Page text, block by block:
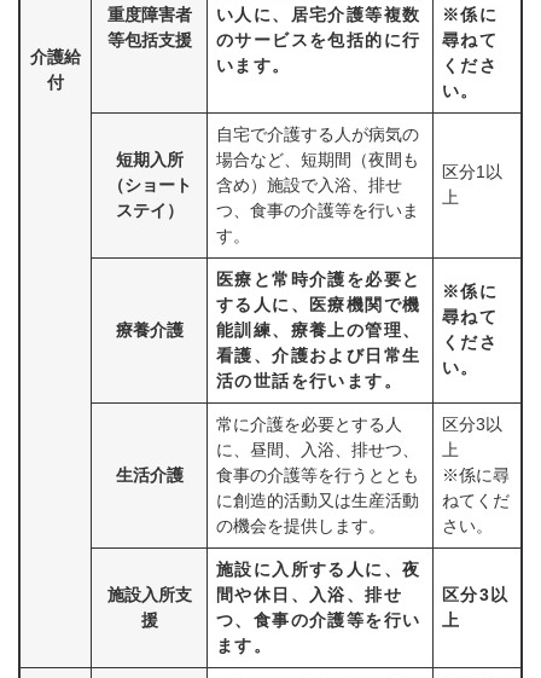
介護給
付
重度障害者
等包括支援
い人に、居宅介護等複数
のサービスを包括的に行
います。
※係に
尋ねて
くださ
い。
短期入所
（ショート
ステイ）
自宅で介護する人が病気の
場合など、短期間（夜間も
含め）施設で入浴、排せ
つ、食事の介護等を行いま
す。
区分1以
上
療養介護
医療と常時介護を必要と
する人に、医療機関で機
能訓練、療養上の管理、
看護、介護および日常生
活の世話を行います。
※係に
尋ねて
くださ
い。
生活介護
常に介護を必要とする人
に、昼間、入浴、排せつ、
食事の介護等を行うととも
に創造的活動又は生産活動
の機会を提供します。
区分3以
上
※係に尋
ねてくだ
さい。
施設入所支
援
施設に入所する人に、夜
間や休日、入浴、排せ
つ、食事の介護等を行い
ます。
区分3以
上